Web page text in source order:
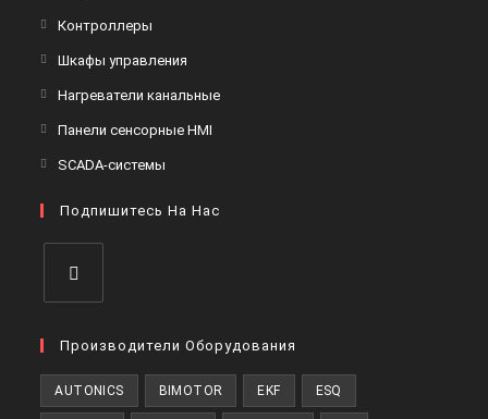
вкладке
Контроллеры
вкладке
Шкафы управления
вкладке
Нагреватели канальныеОткроется
Панели сенсорные HMI
вкладке
SCADA-системы
новой
Подпишитесь На Нас
в
вкладке
Производители Оборудования
AUTONICS BIMOTOR EKF ESQ